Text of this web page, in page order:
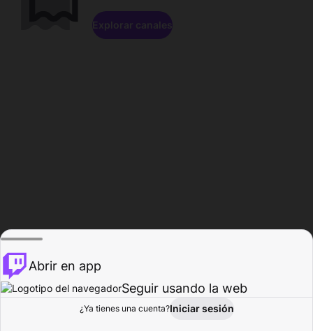
Explorar Actividad
Explorar canales
Abrir en app
Seguir usando la web
¿Ya tienes una cuenta?Iniciar sesión